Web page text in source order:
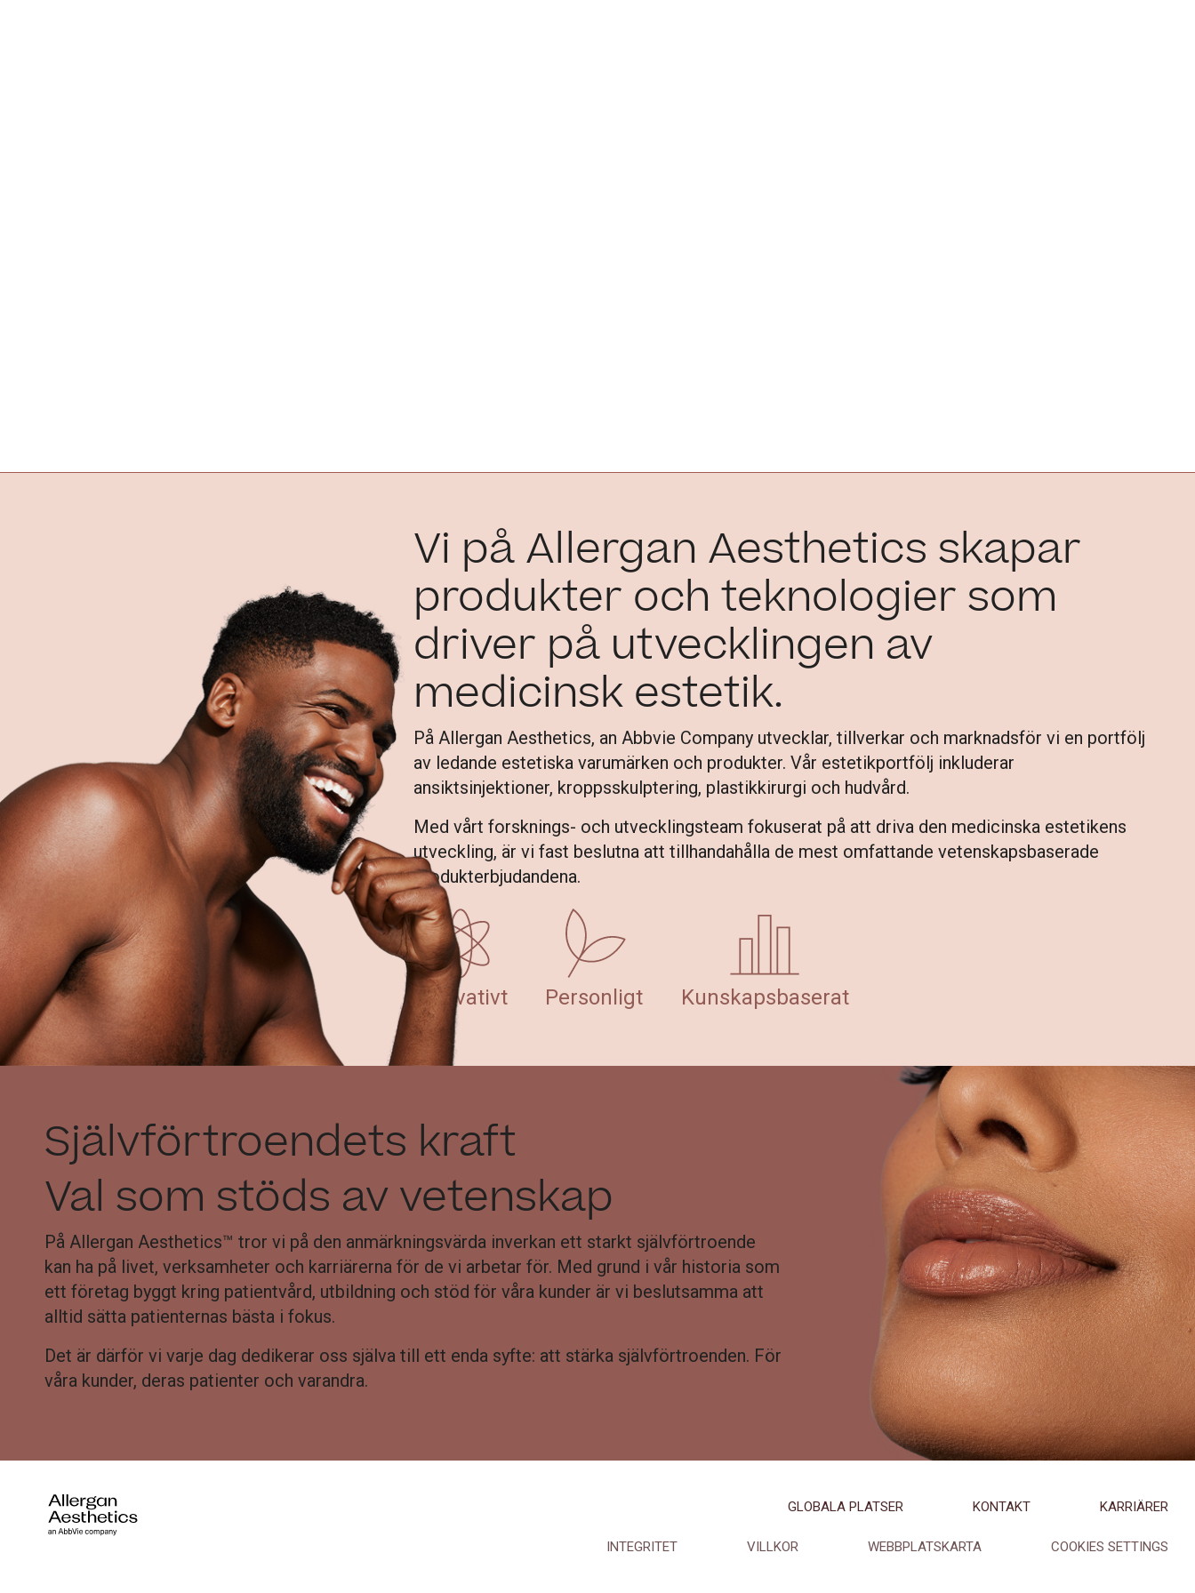
Vi på Allergan Aesthetics skapar
produkter och teknologier som
driver på utvecklingen av
medicinsk estetik.
På Allergan Aesthetics, an Abbvie Company utvecklar, tillverkar och marknadsför vi en portfölj
av ledande estetiska varumärken och produkter. Vår estetikportfölj inkluderar
ansiktsinjektioner, kroppsskulptering, plastikkirurgi och hudvård.
Med vårt forsknings- och utvecklingsteam fokuserat på att driva den medicinska estetikens
utveckling, är vi fast beslutna att tillhandahålla de mest omfattande vetenskapsbaserade
produkterbjudandena.
Innovativt Personligt Kunskapsbaserat
Självförtroendets kraft
Val som stöds av vetenskap
På Allergan Aesthetics™ tror vi på den anmärkningsvärda inverkan ett starkt självförtroende
kan ha på livet, verksamheter och karriärerna för de vi arbetar för. Med grund i vår historia som
ett företag byggt kring patientvård, utbildning och stöd för våra kunder är vi beslutsamma att
alltid sätta patienternas bästa i fokus.
Det är därför vi varje dag dedikerar oss själva till ett enda syfte: att stärka självförtroenden. För
våra kunder, deras patienter och varandra.
GLOBALA PLATSER KONTAKT KARRIÄRER
INTEGRITET VILLKOR WEBBPLATSKARTA COOKIES SETTINGS